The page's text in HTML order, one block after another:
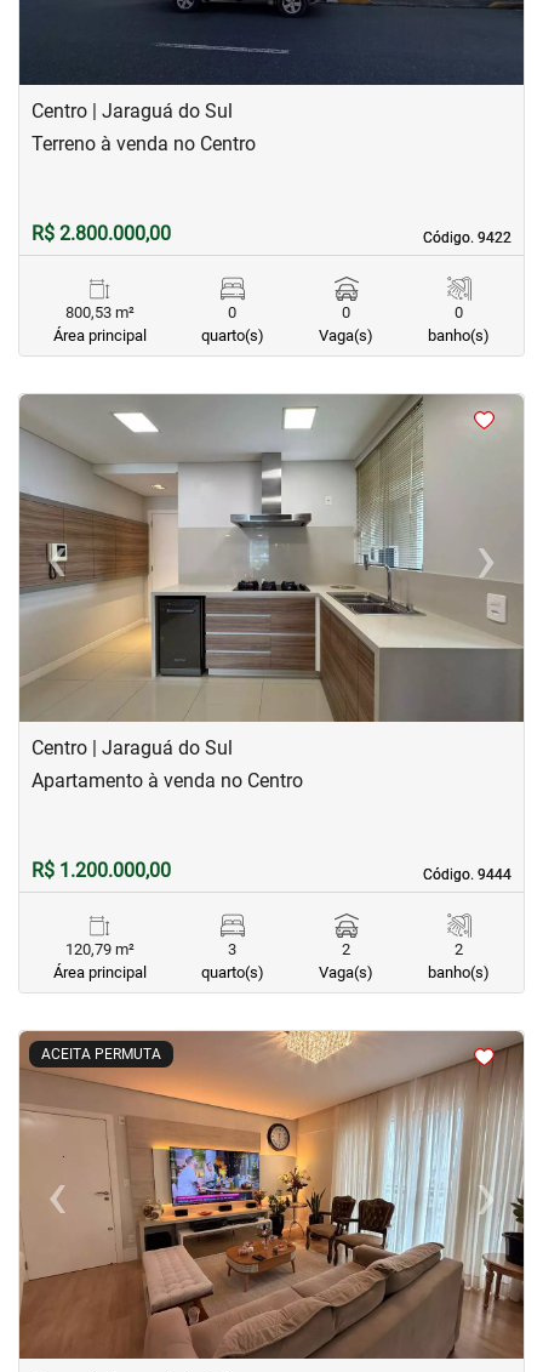
Centro | Jaraguá do Sul
Código. 9422
Código. 9422
Terreno à venda no Centro
R$ 2.800.000,00
800,53 m²
Área principal
0
quarto(s)
0
Vaga(s)
0
banho(s)
<
‹Previous ›Next
Centro | Jaraguá do Sul
Código. 9444
Código. 9444
Apartamento à venda no Centro
R$ 1.200.000,00
120,79 m²
Área principal
3
quarto(s)
2
Vaga(s)
2
banho(s)
ACEITA PERMUTA
< <<<
‹Previous ›Next